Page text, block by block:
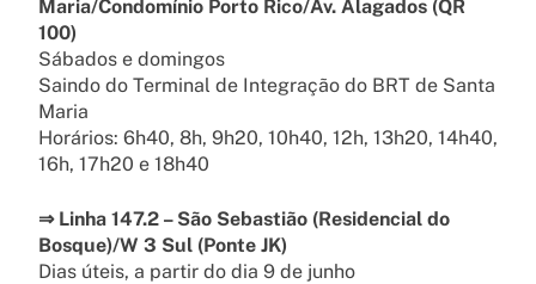
Maria/Condomínio Porto Rico/Av. Alagados (QR
100)
Sábados e domingos
Saindo do Terminal de Integração do BRT de Santa
Maria
Horários: 6h40, 8h, 9h20, 10h40, 12h, 13h20, 14h40,
16h, 17h20 e 18h40
⇒ Linha 147.2 – São Sebastião (Residencial do
Bosque)/W 3 Sul (Ponte JK)
Dias úteis, a partir do dia 9 de junho